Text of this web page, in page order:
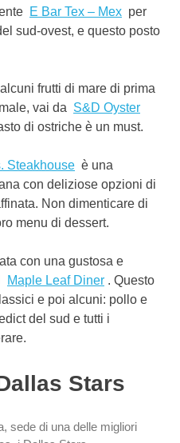
E Bar Tex – Mex per
sud-ovest, e questo posto
frutti di mare di prima
vai da S&D Oyster
di ostriche è un must.
Steakhouse è una
con deliziose opzioni di
Non dimenticare di
menu di dessert.
con una gustosa e
Maple Leaf Diner . Questo
e poi alcuni: pollo e
del sud e tutti i
Stars